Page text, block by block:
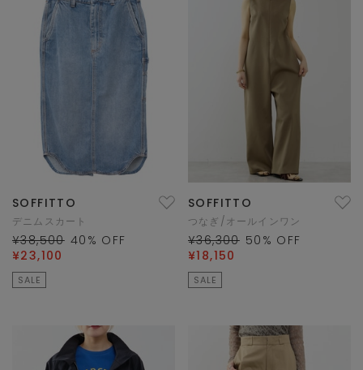
SOFFITTO
デニムスカート
¥38,500 40 % OFF
¥23,100
SALE
SOFFITTO
つなぎ/オールインワン
¥36,300 50 % OFF
¥18,150
SALE